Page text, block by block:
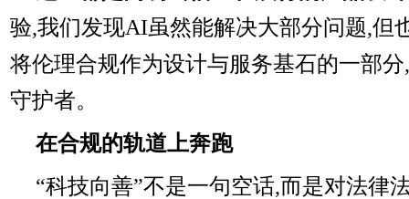
验,我们发现AI虽然能解决大部分问题,但
将伦理合规作为设计与服务基石的一部
守护者。
在合规的轨道上奔跑
“科技向善”不是一句空话,而是对法律